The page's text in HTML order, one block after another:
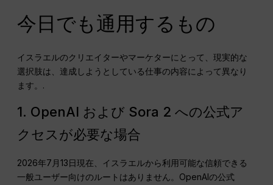
今日でも通用するもの
イスラエルのクリエイターやマーケターにとって、現実的な
選択肢は、達成しようとしている仕事の内容によって異なり
ます。.
1. OpenAI および Sora 2 への公式ア
クセスが必要な場合
2026年7月13日現在、イスラエルから利用可能な信頼できる
一般ユーザー向けのルートはありません。OpenAIの公式